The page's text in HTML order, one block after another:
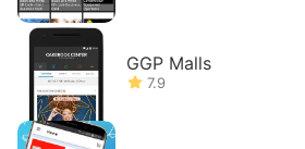
GGP Malls
7.9